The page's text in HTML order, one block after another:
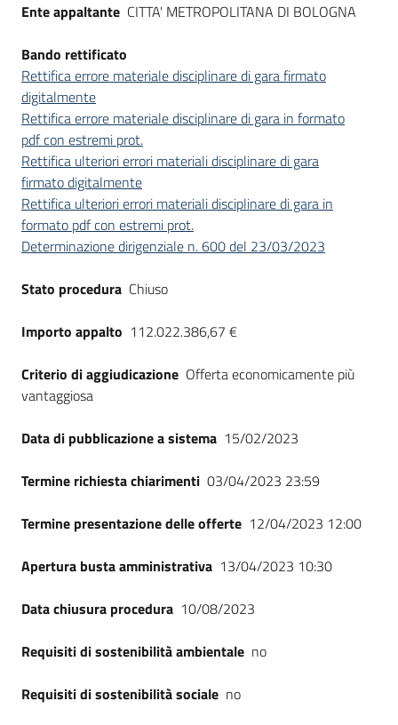
Ente appaltante CITTA' METROPOLITANA DI BOLOGNA
Bando rettificato
Rettifica errore materiale disciplinare di gara firmato
digitalmente
Rettifica errore materiale disciplinare di gara in formato
pdf con estremi prot.
Rettifica ulteriori errori materiali disciplinare di gara
firmato digitalmente
Rettifica ulteriori errori materiali disciplinare di gara in
formato pdf con estremi prot.
Determinazione dirigenziale n. 600 del 23/03/2023
Stato procedura Chiuso
Importo appalto 112.022.386,67 €
Criterio di aggiudicazione Offerta economicamente più
vantaggiosa
Data di pubblicazione a sistema 15/02/2023
Termine richiesta chiarimenti 03/04/2023 23:59
Termine presentazione delle offerte 12/04/2023 12:00
Apertura busta amministrativa 13/04/2023 10:30
Data chiusura procedura 10/08/2023
Requisiti di sostenibilità ambientale no
Requisiti di sostenibilità sociale no